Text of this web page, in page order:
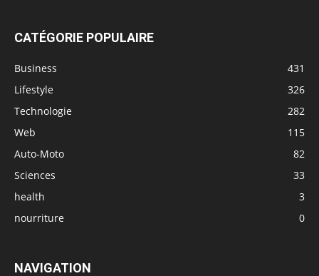
CATÉGORIE POPULAIRE
Business
431
Lifestyle
326
Technologie
282
Web
115
Auto-Moto
82
Sciences
33
health
3
nourriture
0
NAVIGATION